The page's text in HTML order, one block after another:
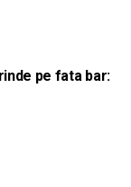
pe fata bar: